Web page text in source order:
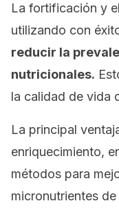
La fortificación y
utilizando con
reducir la
nutricionales.
la calidad de vida
La principal
enriquecimiento,
métodos para
micronutrientes